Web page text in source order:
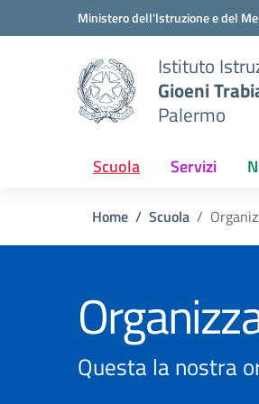
Vai ai contenuti
Vai al menu di navigazioneMinistero dell'Istruzione e del
Istituto
Gioeni
Palermo
Scuola Servizi
Home Scuola
Questa la nostra